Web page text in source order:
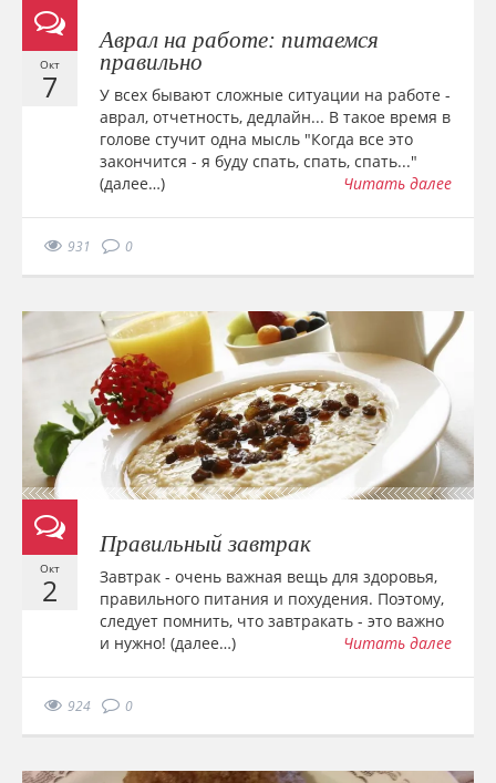
Окт
7
Аврал на работе: питаемся
правильно
У всех бывают сложные ситуации на работе -
аврал, отчетность, дедлайн... В такое время в
голове стучит одна мысль "Когда все это
закончится - я буду спать, спать, спать..."
(далее…)
Читать далее
931 0
Окт
2
Правильный завтрак
Завтрак - очень важная вещь для здоровья,
правильного питания и похудения. Поэтому,
следует помнить, что завтракать - это важно
и нужно! (далее…)
Читать далее
924 0